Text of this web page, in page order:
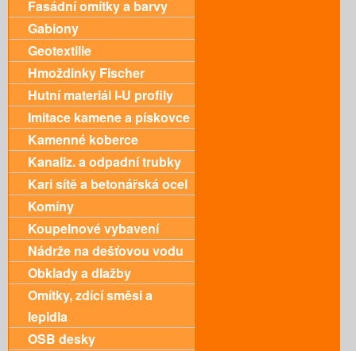
Fasádní omítky a barvy
Gabiony
Geotextilie
Hmoždinky Fischer
Hutní materiál I-U profily
Imitace kamene a pískovce
Kamenné koberce
Kanaliz. a odpadní trubky
Kari sítě a betonářská ocel
Komíny
Koupelnové vybavení
Nádrže na dešťovou vodu
Obklady a dlažby
Omítky, zdící směsi a
lepidla
OSB desky